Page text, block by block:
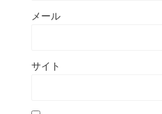
メール
サイト